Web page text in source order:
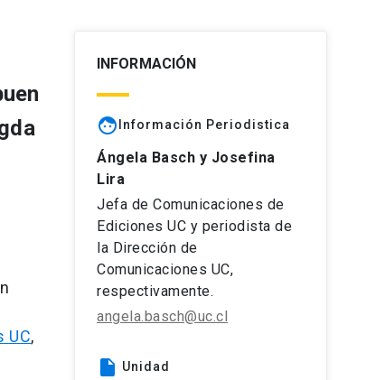
UC,
INFORMACIÓN
face Información Periodistica
Ángela Basch y Josefina
Lira
Jefa de Comunicaciones de
Ediciones UC y periodista de
la Dirección de
Comunicaciones UC,
respectivamente.
angela.basch@uc.cl
insert_drive_file Unidad